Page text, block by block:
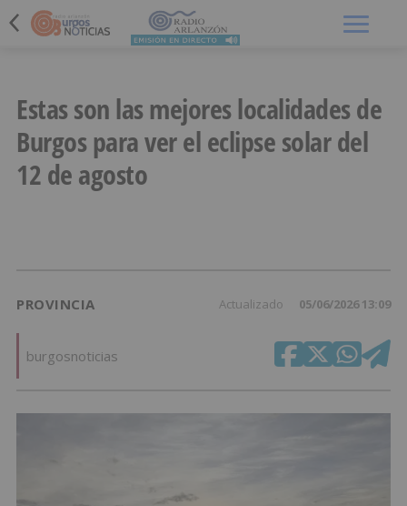
Estas son las mejores localidades de
Burgos para ver el eclipse solar del
12 de agosto
PROVINCIA Actualizado 05/06/2026 13:09
burgosnoticias